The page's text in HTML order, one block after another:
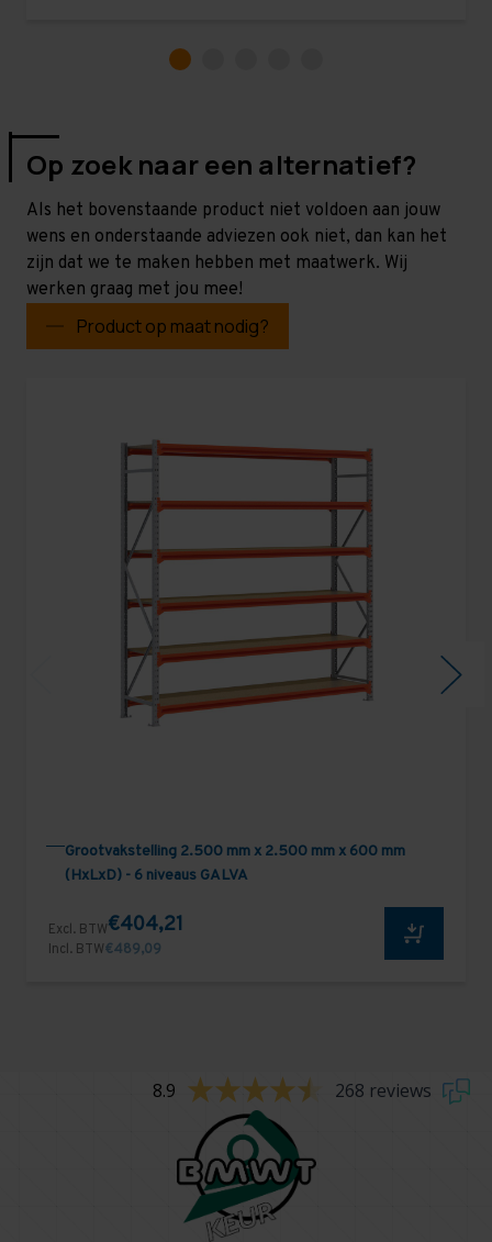
Op zoek naar een alternatief?
Als het bovenstaande product niet voldoen aan jouw
wens en onderstaande adviezen ook niet, dan kan het
zijn dat we te maken hebben met maatwerk. Wij
werken graag met jou mee!
Product op maat nodig?
Grootvakstelling 2.500 mm x 2.500 mm x 600 mm
(HxLxD) - 6 niveaus GALVA
Excl. BTW€404,21
Incl. BTW€489,09
8.9 268 reviews